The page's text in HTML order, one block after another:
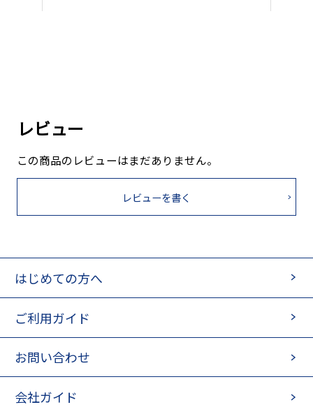
レビュー
この商品のレビューはまだありません。
レビューを書く
はじめての方へ
ご利用ガイド
お問い合わせ
会社ガイド